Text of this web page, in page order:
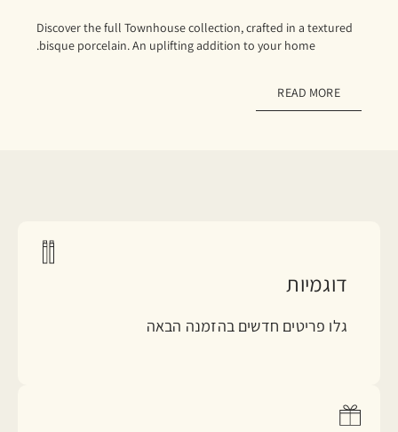
Discover the full Townhouse collection, crafted in a textured
bisque porcelain. An uplifting addition to your home.
READ MORE
דוגמיות
גלו פריטים חדשים בהזמנה הבאה